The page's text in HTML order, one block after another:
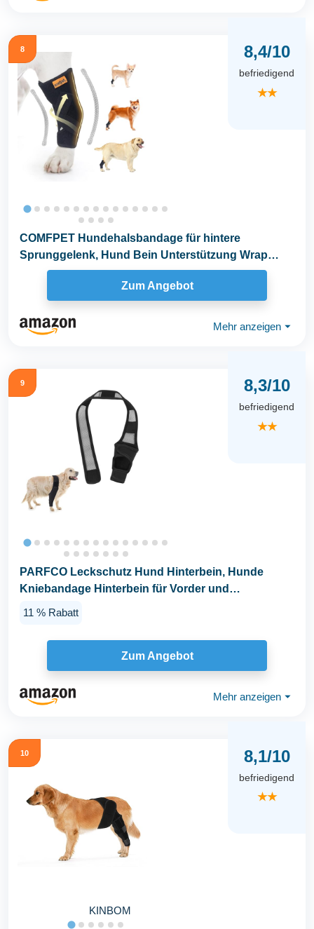
8 8,4/10
befriedigend
★★
COMFPET Hundehalsbandage für hintere
Sprunggelenk, Hund Bein Unterstützung Wrap
Zum Angebot
Mehr anzeigen ⏷
9 8,3/10
befriedigend
★★
PARFCO Leckschutz Hund Hinterbein, Hunde
Kniebandage Hinterbein für Vorder und
11 % Rabatt
Zum Angebot
Mehr anzeigen ⏷
10
KINBOM
8,1/10
befriedigend
★★